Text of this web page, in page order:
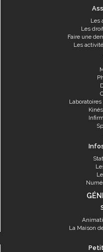
Les
Les
Faire une
Les
La Maison